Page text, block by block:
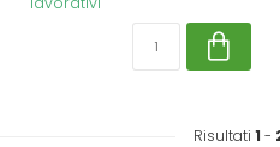
Risultati 1 -